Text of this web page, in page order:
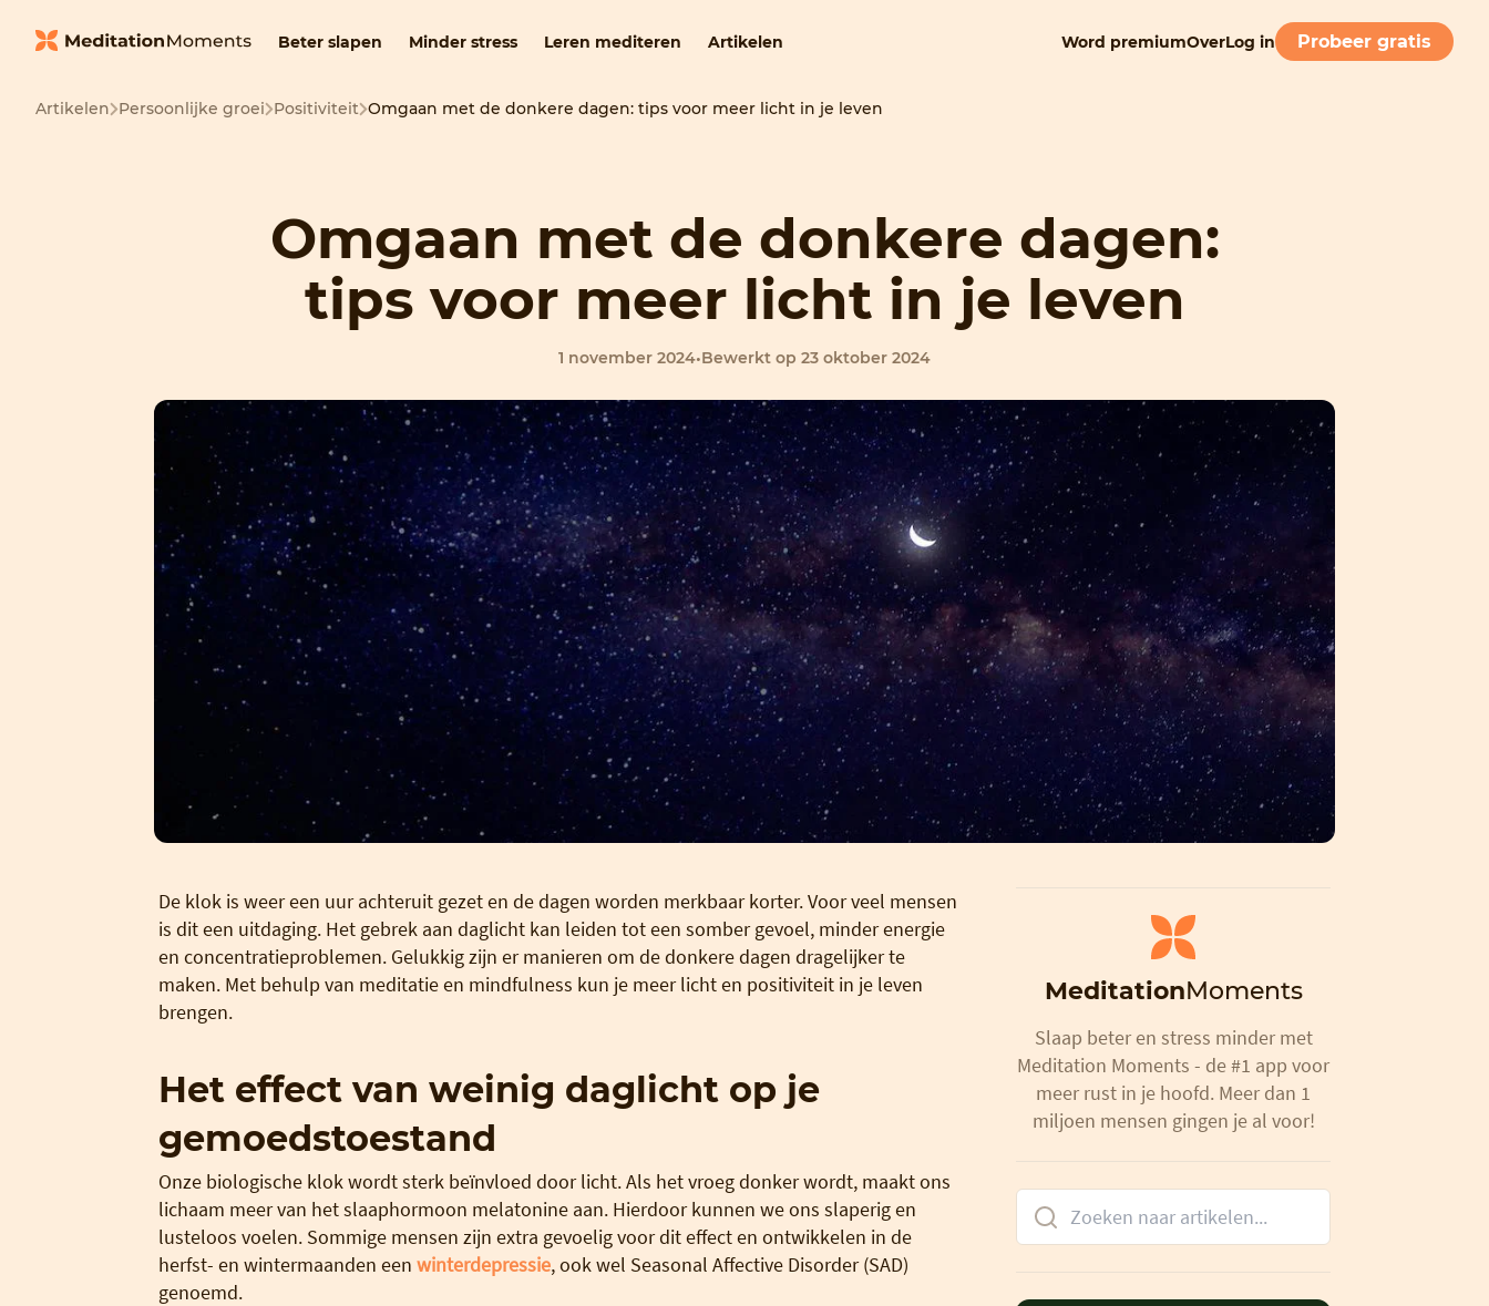
Beter slapen Minder stress Leren mediteren Artikelen Word premiumOverLog in Probeer gratis
Artikelen Persoonlijke groei Positiviteit Omgaan met de donkere dagen: tips voor meer licht in je leven
Omgaan met de donkere dagen:
tips voor meer licht in je leven
1 november 2024•Bewerkt op 23 oktober 2024
De klok is weer een uur achteruit gezet en de dagen worden merkbaar korter. Voor veel mensen
is dit een uitdaging. Het gebrek aan daglicht kan leiden tot een somber gevoel, minder energie
en concentratieproblemen. Gelukkig zijn er manieren om de donkere dagen dragelijker te
maken. Met behulp van meditatie en mindfulness kun je meer licht en positiviteit in je leven
brengen.
Het effect van weinig daglicht op je
gemoedstoestand
Onze biologische klok wordt sterk beïnvloed door licht. Als het vroeg donker wordt, maakt ons
lichaam meer van het slaaphormoon melatonine aan. Hierdoor kunnen we ons slaperig en
lusteloos voelen. Sommige mensen zijn extra gevoelig voor dit effect en ontwikkelen in de
herfst- en wintermaanden een winterdepressie, ook wel Seasonal Affective Disorder (SAD)
genoemd.
MeditationMoments
Slaap beter en stress minder met
Meditation Moments - de #1 app voor
meer rust in je hoofd. Meer dan 1
miljoen mensen gingen je al voor!